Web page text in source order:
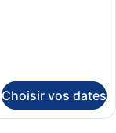
Choisir vos dates